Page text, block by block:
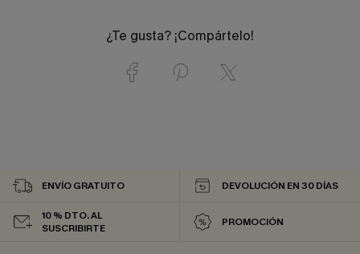
¿Te gusta? ¡Compártelo!
ENVÍO GRATUITO DEVOLUCIÓN EN 30 DÍAS
10 % DTO. AL
SUSCRIBIRTE
PROMOCIÓN